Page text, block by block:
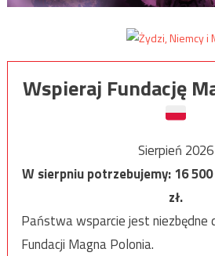
Wspieraj Fundację
Sierpień 2026
W sierpniu potrzebujemy:16 500
zł.
Państwa wsparcie jest niezbędne
Fundacji Magna Polonia.